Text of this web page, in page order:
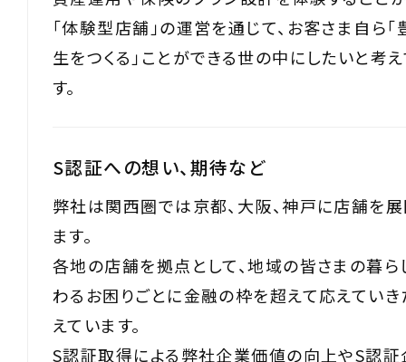
「体験型店舗」の運営を通じて、お客さま自ら
生をつくる」ことができる世の中にしたいと考
す。
S認証への想い、期待など
弊社は関西圏では京都、大阪、神戸に店舗を
ます。
各地の店舗を拠点として、地域の皆さまの暮ら
わるお困りごとに金融の枠を超えて応えてい
えています。
S認証取得による弊社企業価値の向上やS認